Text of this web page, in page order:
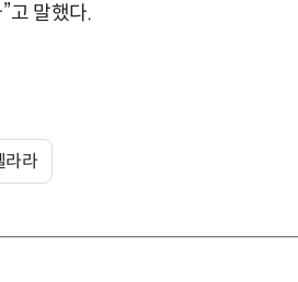
고 말했다.
라라